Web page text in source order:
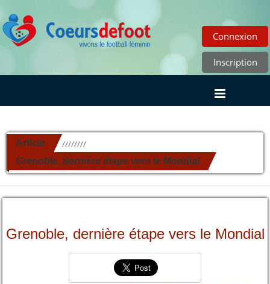
Connexion
Inscription
Article //////////
Grenoble, dernière étape vers le Mondial
Grenoble, dernière étape vers le Mondial